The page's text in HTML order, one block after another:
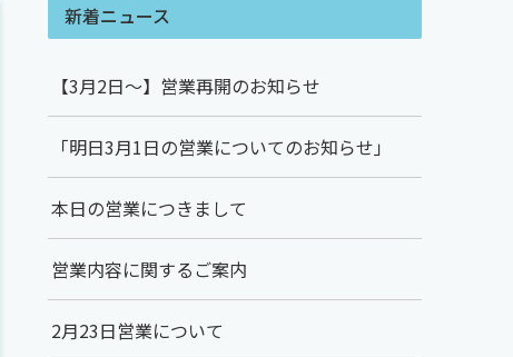
新着ニュース
【3月2日～】営業再開のお知らせ
「明日3月1日の営業についてのお知らせ」
本日の営業につきまして
営業内容に関するご案内
2月23日営業について